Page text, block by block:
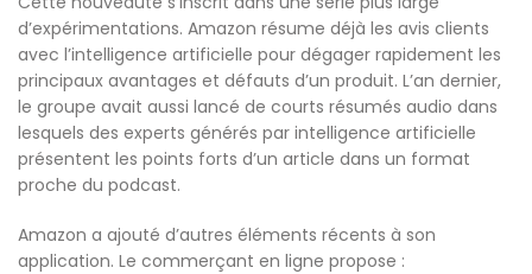
d’expérimentations. Amazon résume déjà les avis clients
avec l’intelligence artificielle pour dégager rapidement les
principaux avantages et défauts d’un produit. L’an dernier,
le groupe avait aussi lancé de courts résumés audio dans
lesquels des experts générés par intelligence artificielle
présentent les points forts d’un article dans un format
proche du podcast.
Amazon a ajouté d’autres éléments récents à son
application. Le commerçant en ligne propose :